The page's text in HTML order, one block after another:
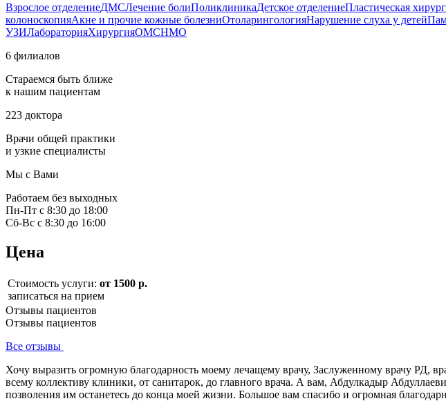
Взрослое отделениеДМСЛечение болиПоликлиникаДетское отделениеПластическая
колоноскопияАкне и прочие кожные болезниОтоларингологияНарушение слуха у детей
УЗИЛабораторияХирургияОМСНМО
6 филиалов
Стараемся быть ближе
к нашим пациентам
223 доктора
Врачи общей практики
и узкие специалисты
Мы с Вами
Работаем без выходных
Пн-Пт с 8:30 до 18:00
Сб-Вс с 8:30 до 16:00
Цена
Стоимость услуги: от 1500 р.
записаться на прием
Отзывы пациентов
Отзывы пациентов
Все отзывы
Хочу выразить огромную благодарность моему лечащему врачу, Заслуженному врачу РД,
всему коллективу клиники, от санитарок, до главного врача. А вам, Абдулкадыр
позволения им останетесь до конца моей жизни. Большое вам спасибо и огромная